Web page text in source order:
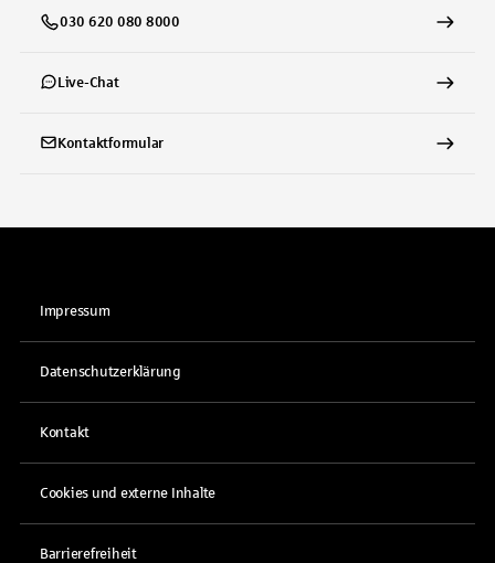
030 620 080 8000
Live-Chat
Kontaktformular
Impressum
Datenschutzerklärung
Kontakt
Cookies und externe Inhalte
Barrierefreiheit